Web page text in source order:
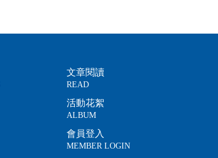
文章閱讀
READ
活動花絮
ALBUM
會員登入
MEMBER LOGIN